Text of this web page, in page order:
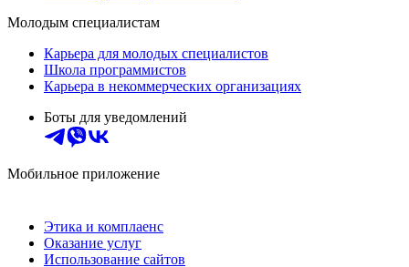
Молодым специалистам
Карьера для молодых специалистов
Школа программистов
Карьера в некоммерческих организациях
Боты для уведомлений
Мобильное приложение
Этика и комплаенс
Оказание услуг
Использование сайтов